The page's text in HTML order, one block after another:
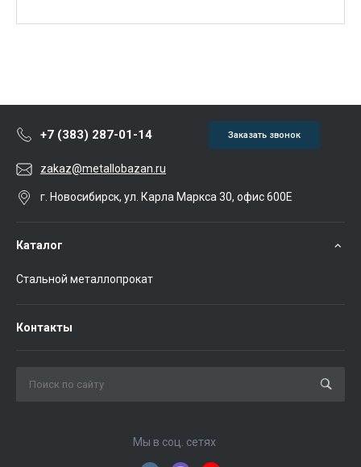
+7 (383) 287-01-14 Заказать звонок
zakaz@metallobazan.ru
г. Новосибирск, ул. Карла Маркса 30, офис 600Е
Каталог
Стальной металлопрокат
Контакты
Мы в соц. сетях